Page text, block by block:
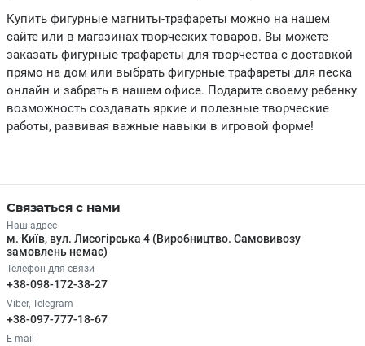
Купить фигурные магниты-трафареты можно на нашем
сайте или в магазинах творческих товаров. Вы можете
заказать фигурные трафареты для творчества с доставкой
прямо на дом или выбрать фигурные трафареты для песка
онлайн и забрать в нашем офисе. Подарите своему ребенку
возможность создавать яркие и полезные творческие
работы, развивая важные навыки в игровой форме!
Связаться с нами
Наш адрес
м. Київ, вул. Лисогірська 4 (Виробництво. Самовивозу
замовлень немає)
Телефон для связи
+38-098-172-38-27
Viber, Telegram
+38-097-777-18-67
E-mail